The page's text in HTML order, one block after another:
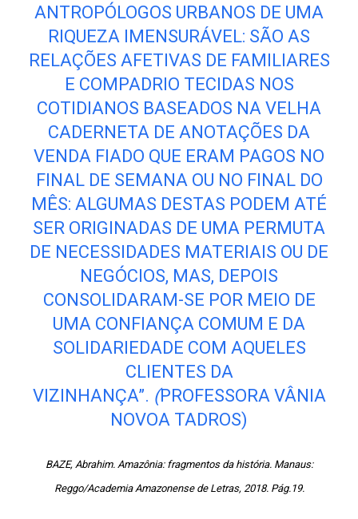
ANTROPÓLOGOS URBANOS DE UMA
RIQUEZA IMENSURÁVEL: SÃO AS
RELAÇÕES AFETIVAS DE FAMILIARES
E COMPADRIO TECIDAS NOS
COTIDIANOS BASEADOS NA VELHA
CADERNETA DE ANOTAÇÕES DA
VENDA FIADO QUE ERAM PAGOS NO
FINAL DE SEMANA OU NO FINAL DO
MÊS: ALGUMAS DESTAS PODEM ATÉ
SER ORIGINADAS DE UMA PERMUTA
DE NECESSIDADES MATERIAIS OU DE
NEGÓCIOS, MAS, DEPOIS
CONSOLIDARAM-SE POR MEIO DE
UMA CONFIANÇA COMUM E DA
SOLIDARIEDADE COM AQUELES
CLIENTES DA
VIZINHANÇA”. (PROFESSORA VÂNIA
NOVOA TADROS)
BAZE, Abrahim. Amazônia: fragmentos da história. Manaus:
Reggo/Academia Amazonense de Letras, 2018. Pág.19.